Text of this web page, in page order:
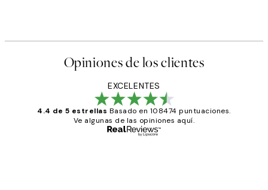
Opiniones de los clientes
EXCELENTES
4.4 de 5 estrellas Basado en 108474 puntuaciones.
Ve algunas de las opiniones aquí.